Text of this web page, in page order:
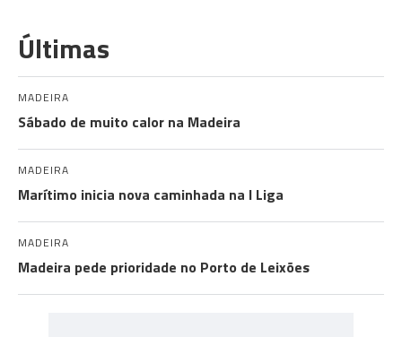
Últimas
MADEIRA
Sábado de muito calor na Madeira
MADEIRA
Marítimo inicia nova caminhada na I Liga
MADEIRA
Madeira pede prioridade no Porto de Leixões